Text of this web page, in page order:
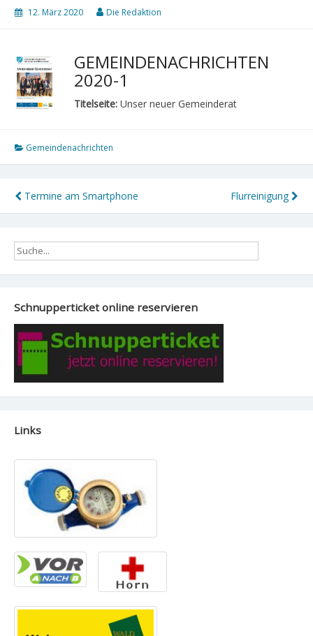
12. März 2020 Die Redaktion
GEMEINDENACHRICHTEN
2020-1
Titelseite:Unser neuer Gemeinderat
Gemeindenachrichten
Beitragsnavigation
Termine am Smartphone Flurreinigung
Schnupperticket online reservieren
Links